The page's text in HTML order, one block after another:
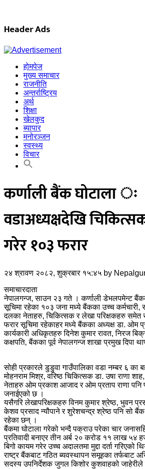
Header Ads
होमपेज
मुख्य समाचार
राजनीति
अन्तर्राष्ट्रिय
अर्थ
शिक्षा
खेलकुद
ब्यापार
मनोरञ्जन
स्वस्थ्य
विचार
कर्णाली बैंक घोटाला ः
वडाअध्यक्षदेखि
गरेर १०३ फरार
२४ श्रावण २०८२, शुक्रबार १५:४५ by
समाचारदाता
नेपालगन्ज, साउन २३ गते । कर्णाली डेभलपमेन्ट
सूचिमा रहेका १०३ जना मध्ये बैंकका उच्च
दलका नेताहरु, चिकित्सक र लेखा परिक्षकहरु समेत
फरार सूचिमा रहेकाहर मध्ये बैंकका अध्यक्ष डा. ओम
कार्यकारी अधिकृतहरु दिनेश कुमार रावत, निरज
कक्षपति, बैंकका पूर्व नेपालगन्ज शाखा प्रमुख दिपा
सोही प्रकारले डुडुवा गाउँपालिका वडा नम्बर ६ का
मोहनराम मिश्र, वरिष्ठ चिकित्सक डा. उषा राणा
नेताहरु ओम प्रकाश आजाद र ओम प्रताप राणा पनि
जनाईएको छ ।
यसैगरि लेखापरिक्षकहरु विनम कुमार श्रेष्ठ, भुवन
केशव प्रसाद न्यौपाने र शुरेशचन्द्र श्रेष्ठ पनि सो बैंक
रहेका छन् ।
बैंकमा घोटाला गरेको भन्दै पक्राउ परेका चार
प्रतिवादी बनाएर तीन अर्ब २० करोड ११ लाख ५४
बिगो कायम गरेर उच्च अदालतमा मुद्दा दर्ता गरिएको
राष्ट्र बैंकबाट गठित ब्यवस्थापन समूहका तर्फबाट
सदस्य उपनिर्देशक जुगल किशोर कुशवाहको जाहेरीले सो